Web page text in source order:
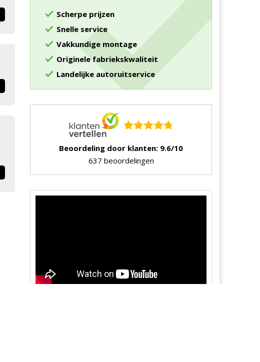
Scherpe prijzen
Snelle service
Vakkundige montage
Originele fabriekskwaliteit
Landelijke autoruitservice
Beoordeling door klanten: 9.6/10
637 beoordelingen